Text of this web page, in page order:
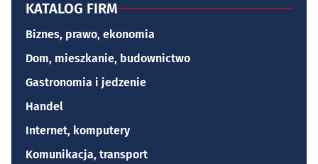
KATALOG FIRM
Biznes, prawo, ekonomia
Dom, mieszkanie, budownictwo
Gastronomia i jedzenie
Handel
Internet, komputery
Komunikacja, transport